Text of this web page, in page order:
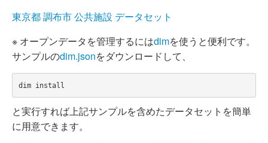
東京都 調布市 公共施設 データセット
※ オープンデータを管理するにはdimを使うと便利です。
サンプルのdim.jsonをダウンロードして、
と実行すれば上記サンプルを含めたデータセットを簡単
に用意できます。